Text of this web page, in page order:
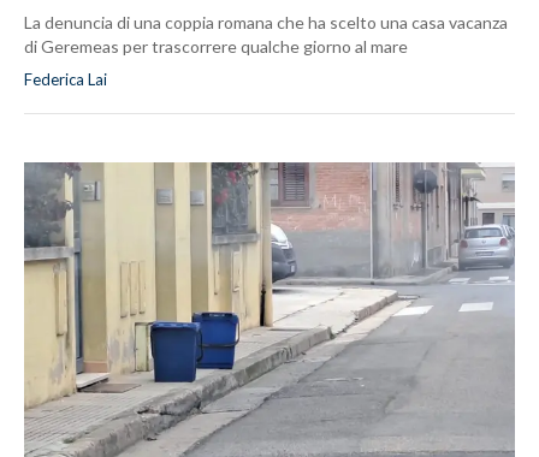
La denuncia di una coppia romana che ha scelto una casa vacanza
di Geremeas per trascorrere qualche giorno al mare
Federica Lai